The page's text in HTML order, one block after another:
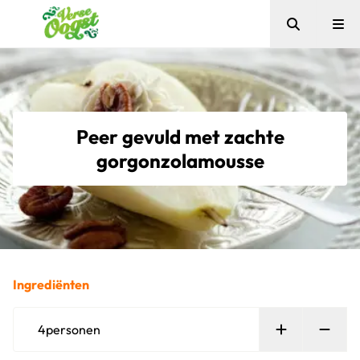
Verse Oogst
Zoeken
Peer gevuld met zachte
gorgonzolamousse
Ingrediënten
4personen Persoon